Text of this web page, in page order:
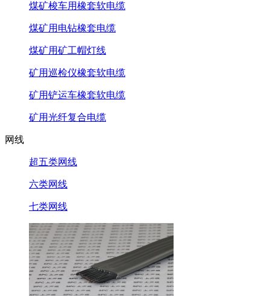
煤矿梭车用橡套软电缆
煤矿用电钻橡套电缆
煤矿用矿工帽灯线
矿用巡检仪橡套软电缆
矿用铲运车橡套软电缆
矿用光纤复合电缆
网线
超五类网线
六类网线
七类网线